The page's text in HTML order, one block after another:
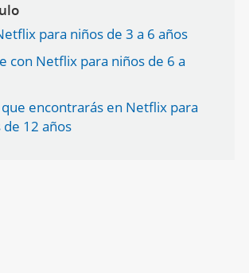
para niños de 3 a 6 años
con Netflix para niños de 6 a
encontrarás en Netflix para
12 años